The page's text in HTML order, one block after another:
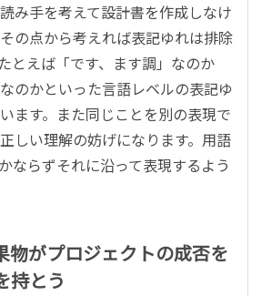
み手を考えて設計書を作成しなけ
の点から考えれば表記ゆれは排除
とえば「です、ます調」なのか
のかといった言語レベルの表記ゆ
ます。また同じことを別の表現で
しい理解の妨げになります。用語
ならずそれに沿って表現するよう
物がプロジェクトの成否を
持とう